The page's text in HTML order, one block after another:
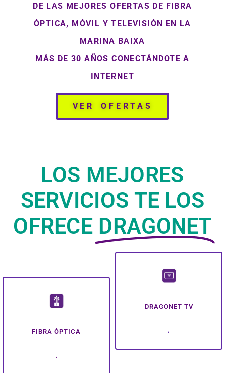
DE LAS MEJORES OFERTAS DE FIBRA
ÓPTICA, MÓVIL Y TELEVISIÓN EN LA
MARINA BAIXA
MÁS DE 30 AÑOS CONECTÁNDOTE A
INTERNET
VER OFERTAS
LOS MEJORES
SERVICIOS TE LOS
OFRECE DRAGONET
FIBRA ÓPTICA
.
DRAGONET TV
.